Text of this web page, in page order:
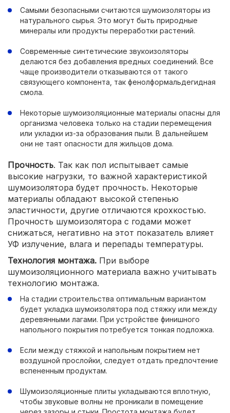
Самыми безопасными считаются шумоизоляторы из
натурального сырья. Это могут быть природные
минералы или продукты переработки растений.
Современные синтетические звукоизоляторы
делаются без добавления вредных соединений. Все
чаще производители отказываются от такого
связующего компонента, так фенолформальдегидная
смола.
Некоторые шумоизоляционные материалы опасны для
организма человека только на стадии перемещения
или укладки из-за образования пыли. В дальнейшем
они не таят опасности для жильцов дома.
Прочность. Так как пол испытывает самые
высокие нагрузки, то важной характеристикой
шумоизолятора будет прочность. Некоторые
материалы обладают высокой степенью
эластичности, другие отличаются крохкостью.
Прочность шумоизолятора с годами может
снижаться, негативно на этот показатель влияет
УФ излучение, влага и перепады температуры.
Технология монтажа. При выборе
шумоизоляционного материала важно учитывать
технологию монтажа.
На стадии строительства оптимальным вариантом
будет укладка шумоизолятора под стяжку или между
деревянными лагами. При устройстве финишного
напольного покрытия потребуется тонкая подложка.
Если между стяжкой и напольным покрытием нет
воздушной прослойки, следует отдать предпочтение
вспененным продуктам.
Шумоизоляционные плиты укладываются вплотную,
чтобы звуковые волны не проникали в помещение